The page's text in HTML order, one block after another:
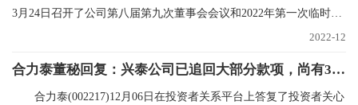
3月24日召开了公司第八届第九次董事会会议和2022年第一次临时股
2022-12
合力泰董秘回复：兴泰公司已追回大部分款项，尚有300多万未支付，已申请财产保全|世界焦点
合力泰(002217)12月06日在投资者关系平台上答复了投资者关心